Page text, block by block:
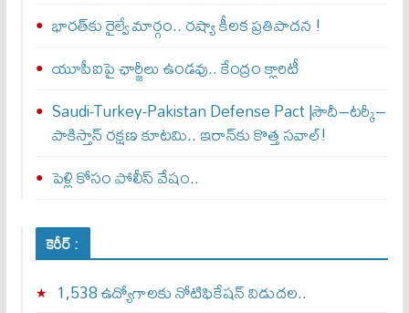
భారత్‌కు రైల్వే మార్గం.. రష్యా కీలక ప్రతిపాదన !
యూపీఐపై ఛార్జీలు ఉండవు.. కేంద్రం క్లారిటీ
Saudi-Turkey-Pakistan Defense Pact |సౌదీ–టర్కీ–
పాకిస్తాన్ రక్షణ కూటమి.. ఇరాన్‌కు కొత్త సవాల్!
పెళ్లి కోసం పోలీస్ వేషం..
కెరీర్ :
1,538 ఉద్యోగాలకు నోటిఫికేషన్ విడుదల..